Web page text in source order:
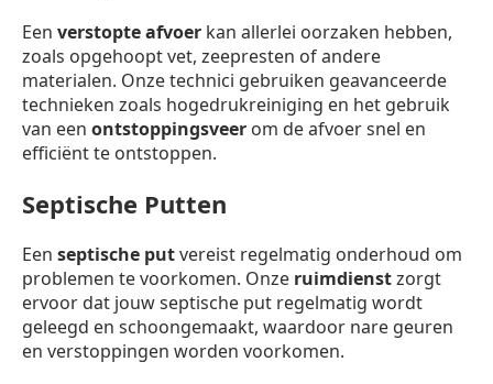
Een verstopte afvoer kan allerlei oorzaken hebben,
zoals opgehoopt vet, zeepresten of andere
materialen. Onze technici gebruiken geavanceerde
technieken zoals hogedrukreiniging en het gebruik
van een ontstoppingsveer om de afvoer snel en
efficiënt te ontstoppen.
Septische Putten
Een septische putvereist regelmatig onderhoud om
problemen te voorkomen. Onze ruimdienstzorgt
ervoor dat jouw septische put regelmatig wordt
geleegd en schoongemaakt, waardoor nare geuren
en verstoppingen worden voorkomen.